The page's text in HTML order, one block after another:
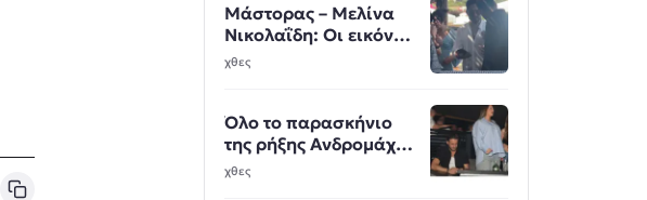
Μάστορας – Μελίνα
Νικολαΐδη: Οι εικόνες
από την Πάρο άναψαν
χθες
Όλο το παρασκήνιο
της ρήξης Ανδρομάχης
- Λιβάνη
χθες